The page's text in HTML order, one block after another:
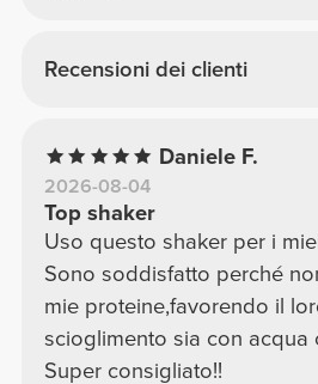
Recensioni dei clienti
Daniele F.
2026-08-04
Top shaker
Uso questo shaker per i
Sono soddisfatto perché
mie proteine,favorendo il
scioglimento sia con acqua
Super consigliato!!